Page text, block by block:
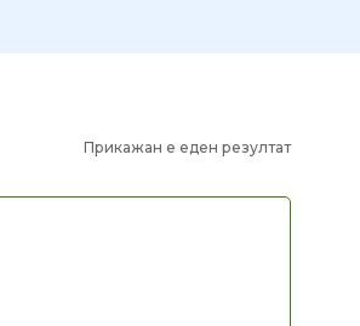
Прикажан е еден резултат